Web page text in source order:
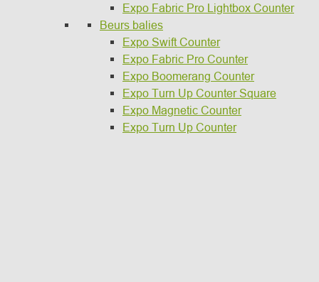
Expo Fabric Pro Lightbox Counter
Beurs balies
Expo Swift Counter
Expo Fabric Pro Counter
Expo Boomerang Counter
Expo Turn Up Counter Square
Expo Magnetic Counter
Expo Turn Up Counter